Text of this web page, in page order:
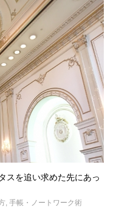
スを追い求めた先にあっ
, 手帳・ノートワーク術